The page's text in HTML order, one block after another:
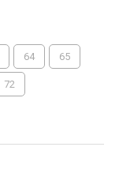
64 65
72